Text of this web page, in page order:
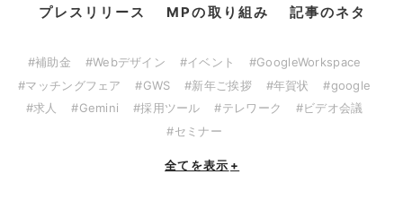
プレスリリース
MPの取り組み 記事のネタ
#補助金 #Webデザイン #イベント
#GoogleWorkspace
#マッチングフェア
#GWS #新年ご挨拶 #年賀状
#google
#求人
#Gemini #採用ツール #テレワーク
#ビデオ会議
#セミナー
全てを表示 +